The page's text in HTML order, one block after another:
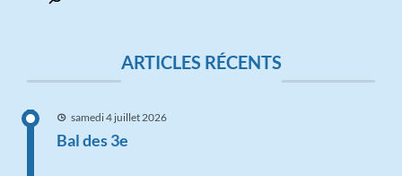
ARTICLES RÉCENTS
samedi 4 juillet 2026
Bal des 3e